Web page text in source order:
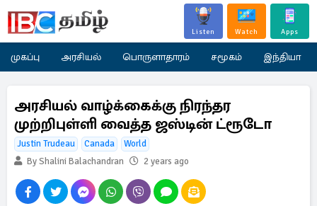
Listen Watch Apps
முகப்பு அரசியல் பொருளாதாரம் சமூகம் இந்தியா
அரசியல் வாழ்க்கைக்கு நிரந்தர
முற்றிபுள்ளி வைத்த ஜஸ்டின் ட்ரூடோ
Justin Trudeau Canada
World
By Shalini Balachandran
2 years ago